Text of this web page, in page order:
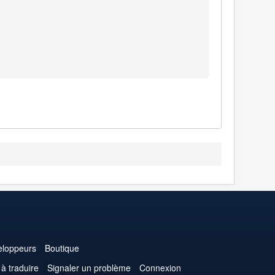
Boutique
traduire Signaler un problème Connexion